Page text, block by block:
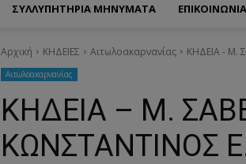
ΣΥΛΛΥΠΗΤΗΡΙΑ ΜΗΝΥΜΑΤΑ ΕΠΙΚΟΙΝΩΝΊΑ
Αρχική ΚΗΔΕΙΕΣ Aιτωλοακαρνανίας ΚΗΔΕΙΑ - Μ.
Aιτωλοακαρνανίας
ΚΗΔΕΙΑ – Μ.
ΚΩΝΣΤΑΝΤΙΝΟΣ